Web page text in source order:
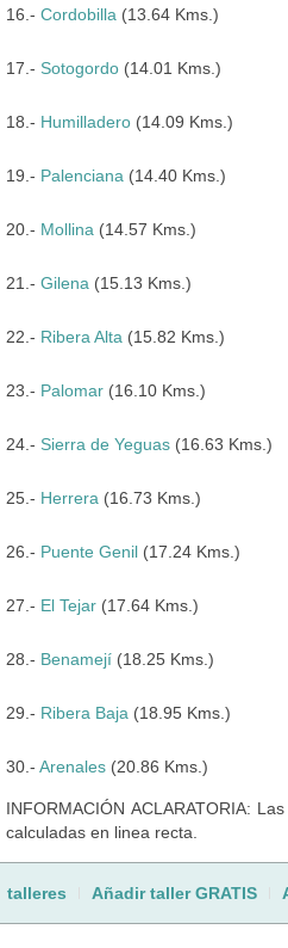
16.- Cordobilla (13.64 Kms.)
17.- Sotogordo (14.01 Kms.)
18.- Humilladero (14.09 Kms.)
19.- Palenciana (14.40 Kms.)
20.- Mollina (14.57 Kms.)
21.- Gilena (15.13 Kms.)
22.- Ribera Alta (15.82 Kms.)
23.- Palomar (16.10 Kms.)
24.- Sierra de Yeguas (16.63 Kms.)
25.- Herrera (16.73 Kms.)
26.- Puente Genil (17.24 Kms.)
27.- El Tejar (17.64 Kms.)
28.- Benamejí (18.25 Kms.)
29.- Ribera Baja (18.95 Kms.)
30.- Arenales (20.86 Kms.)
INFORMACIÓN ACLARATORIA:
calculadas en linea recta.
talleres Añadir taller GRATIS